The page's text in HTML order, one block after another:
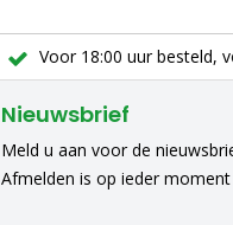
Voor 18:00 uur besteld,
Nieuwsbrief
Meld u aan voor de
Afmelden is op ieder